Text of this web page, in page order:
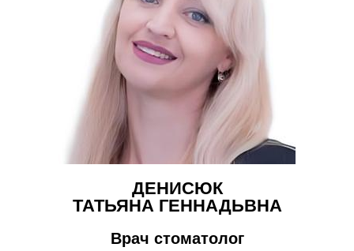
ДЕНИСЮК
ТАТЬЯНА ГЕННАДЬВНА
Врач стоматолог